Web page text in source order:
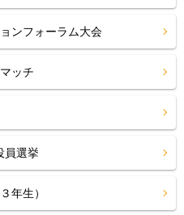
ンフォーラム大会
ッチ
選挙
年生）